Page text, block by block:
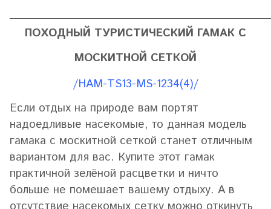
ПОХОДНЫЙ ТУРИСТИЧЕСКИЙ ГАМАК С
МОСКИТНОЙ СЕТКОЙ
/HAM-TS13-MS-1234(4)/
Если отдых на природе вам портят
надоедливые насекомые, то данная модель
гамака с москитной сеткой станет отличным
вариантом для вас. Купите этот гамак
практичной зелёной расцветки и ничто
больше не помешает вашему отдыху. А в